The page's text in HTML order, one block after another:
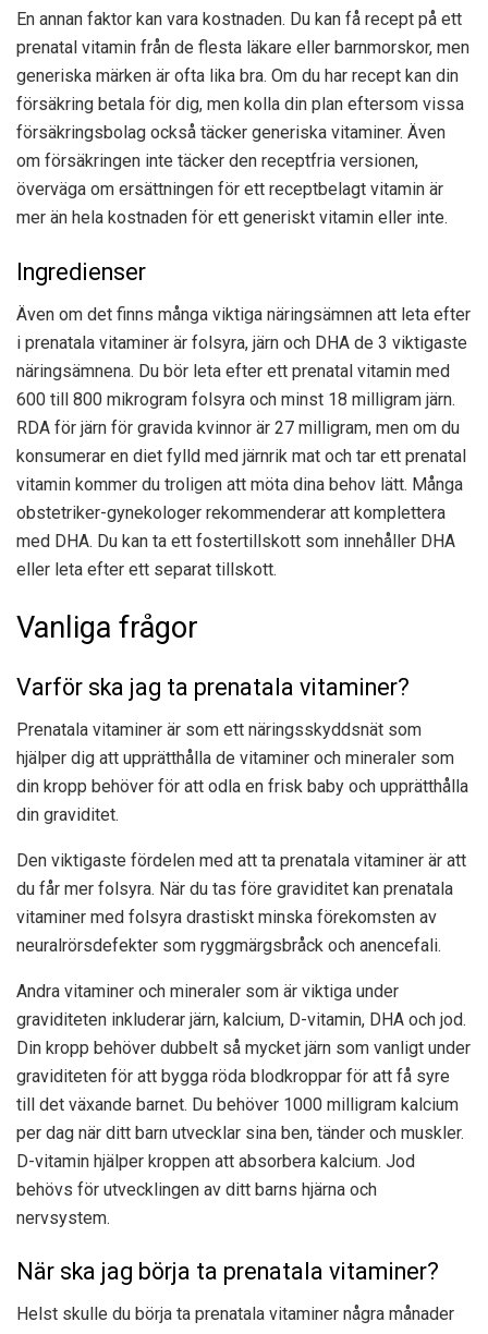
En annan faktor kan vara kostnaden. Du kan få recept på ett
prenatal vitamin från de flesta läkare eller barnmorskor, men
generiska märken är ofta lika bra. Om du har recept kan din
försäkring betala för dig, men kolla din plan eftersom vissa
försäkringsbolag också täcker generiska vitaminer. Även
om försäkringen inte täcker den receptfria versionen,
överväga om ersättningen för ett receptbelagt vitamin är
mer än hela kostnaden för ett generiskt vitamin eller inte.
Ingredienser
Även om det finns många viktiga näringsämnen att leta efter
i prenatala vitaminer är folsyra, järn och DHA de 3 viktigaste
näringsämnena. Du bör leta efter ett prenatal vitamin med
600 till 800 mikrogram folsyra och minst 18 milligram järn.
RDA för järn för gravida kvinnor är 27 milligram, men om du
konsumerar en diet fylld med järnrik mat och tar ett prenatal
vitamin kommer du troligen att möta dina behov lätt. Många
obstetriker-gynekologer rekommenderar att komplettera
med DHA. Du kan ta ett fostertillskott som innehåller DHA
eller leta efter ett separat tillskott.
Vanliga frågor
Varför ska jag ta prenatala vitaminer?
Prenatala vitaminer är som ett näringsskyddsnät som
hjälper dig att upprätthålla de vitaminer och mineraler som
din kropp behöver för att odla en frisk baby och upprätthålla
din graviditet.
Den viktigaste fördelen med att ta prenatala vitaminer är att
du får mer folsyra. När du tas före graviditet kan prenatala
vitaminer med folsyra drastiskt minska förekomsten av
neuralrörsdefekter som ryggmärgsbråck och anencefali.
Andra vitaminer och mineraler som är viktiga under
graviditeten inkluderar järn, kalcium, D-vitamin, DHA och jod.
Din kropp behöver dubbelt så mycket järn som vanligt under
graviditeten för att bygga röda blodkroppar för att få syre
till det växande barnet. Du behöver 1000 milligram kalcium
per dag när ditt barn utvecklar sina ben, tänder och muskler.
D-vitamin hjälper kroppen att absorbera kalcium. Jod
behövs för utvecklingen av ditt barns hjärna och
nervsystem.
När ska jag börja ta prenatala vitaminer?
Helst skulle du börja ta prenatala vitaminer några månader